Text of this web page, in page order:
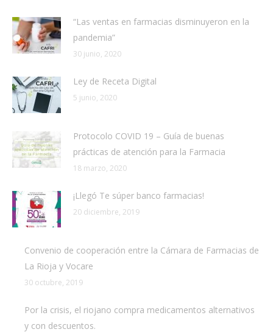
“Las ventas en farmacias disminuyeron en la
pandemia”
30 junio, 2020
Ley de Receta Digital
5 junio, 2020
Protocolo COVID 19 – Guía de buenas
prácticas de atención para la Farmacia
18 marzo, 2020
¡Llegó Te súper banco farmacias!
20 diciembre, 2019
Convenio de cooperación entre la Cámara de Farmacias de
La Rioja y Vocare
30 octubre, 2019
Por la crisis, el riojano compra medicamentos alternativos
y con descuentos.